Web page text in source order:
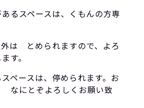
るスペースは、くもんの方専
外は とめられますので、よろ
す。
ペースは、停められます。お
なにとぞよろしくお願い致